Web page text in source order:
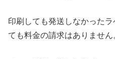
印刷しても発送しなかった
ても料金の請求はありません